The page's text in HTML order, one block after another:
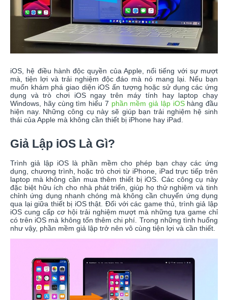
iOS, hệ điều hành độc quyền của Apple, nổi tiếng với sự mượt
mà, tiện lợi và trải nghiệm độc đáo mà nó mang lại. Nếu bạn
muốn khám phá giao diện iOS ấn tượng hoặc sử dụng các ứng
dụng và trò chơi iOS ngay trên máy tính hay laptop chạy
Windows, hãy cùng tìm hiểu 7 phần mềm giả lập iOShàng đầu
hiện nay. Những công cụ này sẽ giúp bạn trải nghiệm hệ sinh
thái của Apple mà không cần thiết bị iPhone hay iPad.
Giả Lập iOS Là Gì?
Trình giả lập iOS là phần mềm cho phép bạn chạy các ứng
dụng, chương trình, hoặc trò chơi từ iPhone, iPad trực tiếp trên
laptop mà không cần mua thêm thiết bị iOS. Các công cụ này
đặc biệt hữu ích cho nhà phát triển, giúp họ thử nghiệm và tinh
chỉnh ứng dụng nhanh chóng mà không cần chuyển ứng dụng
qua lại giữa thiết bị iOS thật. Đối với các game thủ, trình giả lập
iOS cung cấp cơ hội trải nghiệm mượt mà những tựa game chỉ
có trên iOS mà không tốn thêm chi phí. Trong những tình huống
như vậy, phần mềm giả lập trở nên vô cùng tiện lợi và cần thiết.